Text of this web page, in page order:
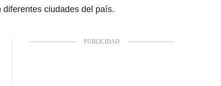
ciudades del país.